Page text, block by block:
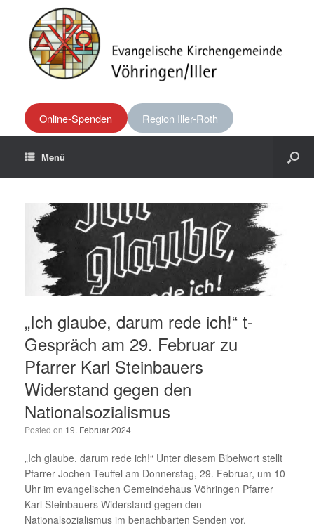
Online-Spenden Region Iller-Roth
Menü
„Ich glaube, darum rede ich!“ t-
Gespräch am 29. Februar zu
Pfarrer Karl Steinbauers
Widerstand gegen den
Nationalsozialismus
Posted on 19. Februar 2024
„Ich glaube, darum rede ich!“ Unter diesem Bibelwort stellt
Pfarrer Jochen Teuffel am Donnerstag, 29. Februar, um 10
Uhr im evangelischen Gemeindehaus Vöhringen Pfarrer
Karl Steinbauers Widerstand gegen den
Nationalsozialismus im benachbarten Senden vor.